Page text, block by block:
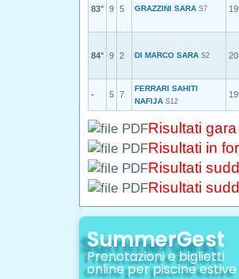
83° 9 5 GRAZZINI SARA S7
84° 9 2 DI MARCO SARA S2
- 5 7
FERRARI SAHITI
NAFIJA S12
Risultati
Risultati in
Risultati
Risultati
SummerGest
Prenotazioni e biglietti
online per piscine estive